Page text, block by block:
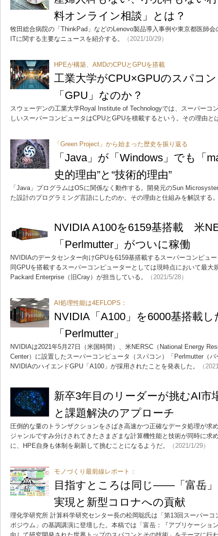
料オンライン相談」とは？
牧田総合病院の「ThinkPad」などのLenovo製品導入事例や東京都医師
ITに関する主要なニュースを紹介する。
（2021/10/29）
HPEが構築、AMDのCPUとGPUを搭載
工業大学がCPU×GPUのスパコ
「GPU」なのか？
スウェーデンの工業大学Royal Institute of Technologyでは、スーパーコ
しいスーパーコンピュータはCPUとGPUを積載するという。その理由と
「Green Project」から始まった歴史を振り返る
「Java」が「Windows」でも「
史的理由”と“技術的理由”
「Java」プログラムはOSに関係なく動作する。開発元のSun
た設計のプログラミング言語にしたのか。その理由と仕組みを解説する
NVIDIA A100を6159基搭載 米
「Perlmutter」がついに稼働
NVIDIAのデータセンター向けGPUを6159基搭載するスーパーコンピュ
同GPUを搭載するスーパーコンピューターとしては現時点において最大
Packard Enterprise（旧Cray）が担当している。
（2021/5/28）
AI処理性能は4EFLOPS：
NVIDIA「A100」を6000基搭載
「Perlmutter」
NVIDIAは2021年5月27日（米国時間）、米NERSC（National Energy
Center）に設置したスーパーコンピュータ（スパコン）「Perlmutter（
NVIDIAのハイエンドGPU「A100」が採用されたことを発表した。
（
新卒3年目のリーダーが挑むAI市
と課題解決のアプローチ
圧倒的な量のトランザクションをさばき高速かつ正確なデータ処理が求
ジャンルですみ分けされてきたさまざまな計算機性能と技術が同時に求
に、HPE自身も体制を刷新して挑むことになるようだ。
（2021/1/29）
モノづくり最前線レポート：
目指すところは同じ――「富岳
実現と新型コロナへの貢献
理化学研究所 計算科学研究センター長の松岡聡氏は「第13回スーパー
ポジウム」の基調講演に登壇した。本稿では「富岳：『アプリケーショ